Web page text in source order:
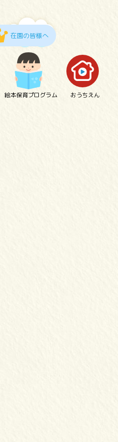
在園の皆様へ
絵本保育プログラム おうちえん